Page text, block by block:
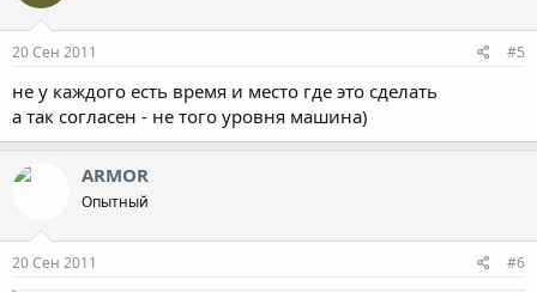
20 Сен 2011 #5
не у каждого есть время и место где это сделать
а так согласен - не того уровня машина)
ARMOR
Опытный
20 Сен 2011 #6